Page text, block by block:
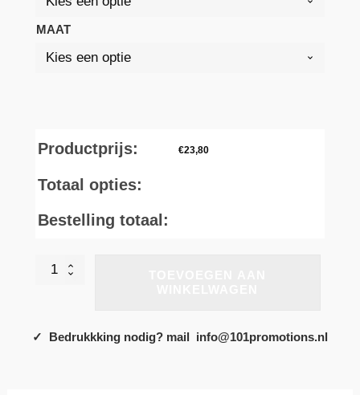
MAAT
Productprijs: €23,80
Totaal opties:
Bestelling totaal:
LUSAKA
✓ Bedrukkking nodig? mail info@101promotions.nl